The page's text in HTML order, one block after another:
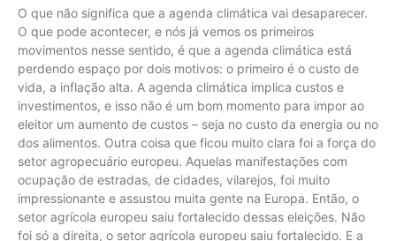
O que não significa que a agenda climática vai desaparecer.
O que pode acontecer, e nós já vemos os primeiros
movimentos nesse sentido, é que a agenda climática está
perdendo espaço por dois motivos: o primeiro é o custo de
vida, a inflação alta. A agenda climática implica custos e
investimentos, e isso não é um bom momento para impor ao
eleitor um aumento de custos – seja no custo da energia ou no
dos alimentos. Outra coisa que ficou muito clara foi a força do
setor agropecuário europeu. Aquelas manifestações com
ocupação de estradas, de cidades, vilarejos, foi muito
impressionante e assustou muita gente na Europa. Então, o
setor agrícola europeu saiu fortalecido dessas eleições. Não
foi só a direita, o setor agrícola europeu saiu fortalecido. E a